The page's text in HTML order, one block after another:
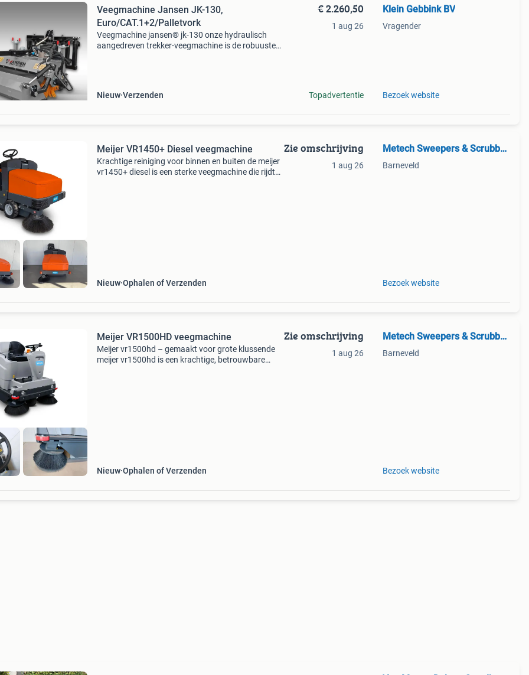
Veegmachine Jansen JK-130,
Euro/CAT.1+2/Palletvork
Veegmachine jansen® jk-130 onze hydraulisch
aangedreven trekker-veegmachine is de robuuste
Nieuw Verzenden
€ 2.260,50
1 aug 26
Topadvertentie
Klein Gebbink BV
Vragender
Bezoek website
Meijer VR1450+ Diesel veegmachine
Krachtige reiniging voor binnen en buiten de meijer
vr1450+ diesel is een sterke veegmachine die rijdt
Nieuw Ophalen of Verzenden
Zie omschrijving
1 aug 26
Metech Sweepers & Scrubbers
Barneveld
Bezoek website
Meijer VR1500HD veegmachine
Meijer vr1500hd – gemaakt voor grote klussende
meijer vr1500hd is een krachtige, betrouwbare
Nieuw Ophalen of Verzenden
Zie omschrijving
1 aug 26
Metech Sweepers & Scrubbers
Barneveld
Bezoek website